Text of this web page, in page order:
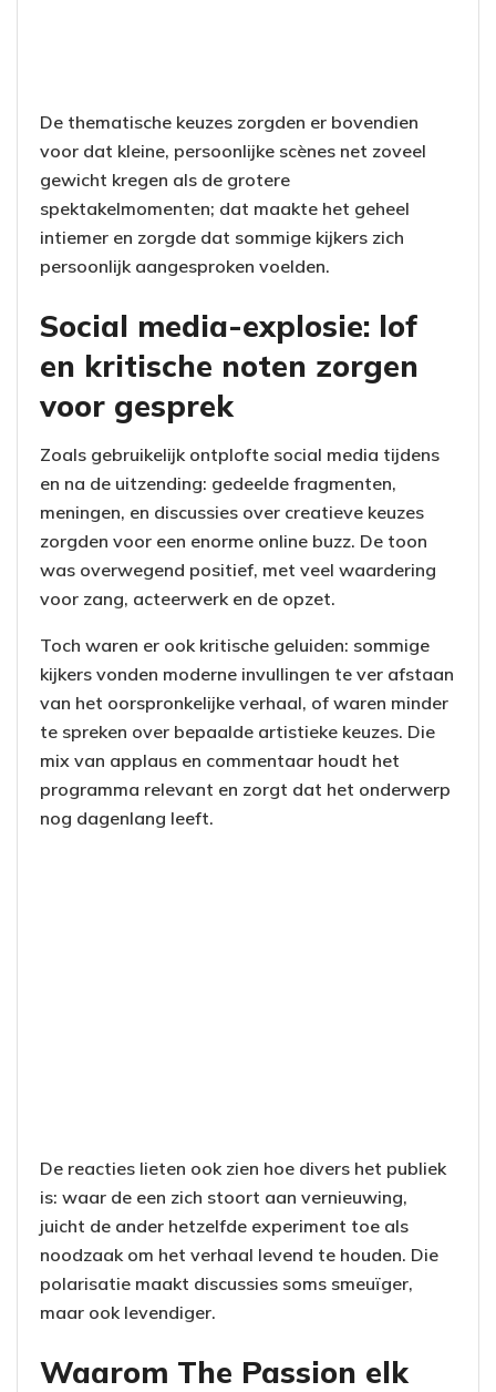
De thematische keuzes zorgden er bovendien
voor dat kleine, persoonlijke scènes net zoveel
gewicht kregen als de grotere
spektakelmomenten; dat maakte het geheel
intiemer en zorgde dat sommige kijkers zich
persoonlijk aangesproken voelden.
Social media-explosie: lof
en kritische noten zorgen
voor gesprek
Zoals gebruikelijk ontplofte social media tijdens
en na de uitzending: gedeelde fragmenten,
meningen, en discussies over creatieve keuzes
zorgden voor een enorme online buzz. De toon
was overwegend positief, met veel waardering
voor zang, acteerwerk en de opzet.
Toch waren er ook kritische geluiden: sommige
kijkers vonden moderne invullingen te ver afstaan
van het oorspronkelijke verhaal, of waren minder
te spreken over bepaalde artistieke keuzes. Die
mix van applaus en commentaar houdt het
programma relevant en zorgt dat het onderwerp
nog dagenlang leeft.
De reacties lieten ook zien hoe divers het publiek
is: waar de een zich stoort aan vernieuwing,
juicht de ander hetzelfde experiment toe als
noodzaak om het verhaal levend te houden. Die
polarisatie maakt discussies soms smeuïger,
maar ook levendiger.
Waarom The Passion elk